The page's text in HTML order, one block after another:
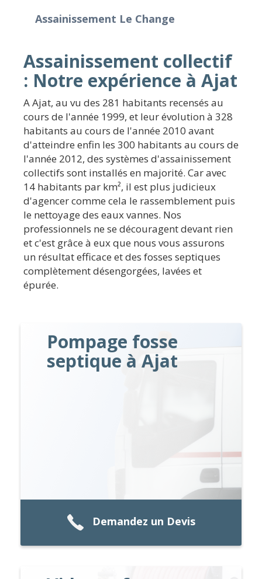
Assainissement Le Change
Assainissement collectif
: Notre expérience à Ajat
A Ajat, au vu des 281 habitants recensés au
cours de l'année 1999, et leur évolution à 328
habitants au cours de l'année 2010 avant
d'atteindre enfin les 300 habitants au cours de
l'année 2012, des systèmes d'assainissement
collectifs sont installés en majorité. Car avec
14 habitants par km², il est plus judicieux
d'agencer comme cela le rassemblement puis
le nettoyage des eaux vannes. Nos
professionnels ne se découragent devant rien
et c'est grâce à eux que nous vous assurons
un résultat efficace et des fosses septiques
complètement désengorgées, lavées et
épurée.
Pompage fosse
septique à Ajat
Demandez un Devis